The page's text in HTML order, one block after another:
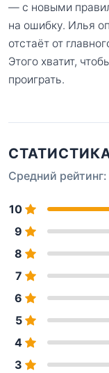
— с новыми
на ошибку. Илья
отстаёт от
Этого хватит,
проиграть.
Средний рейтинг:
10
9
8
7
6
5
4
3